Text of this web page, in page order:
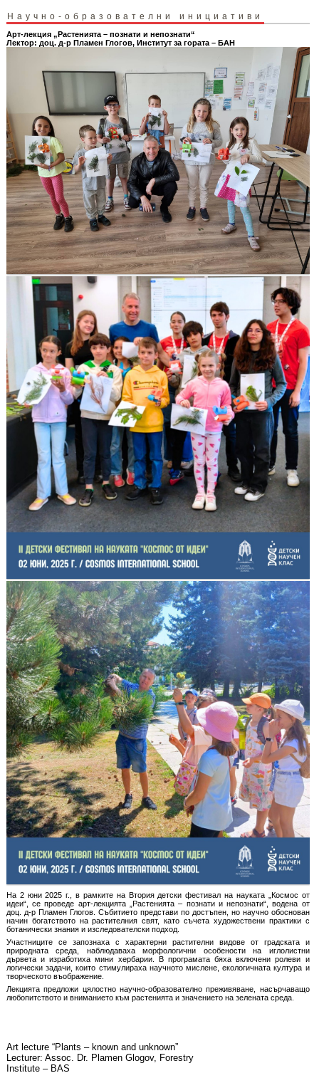
Научно-образователни инициативи
Арт-лекция „Растенията – познати и непознати“
Лектор: доц. д-р Пламен Глогов, Институт за гората – БАН
На 2 юни 2025 г., в рамките на Втория детски фестивал на науката „Космос от
идеи“, се проведе арт-лекцията „Растенията – познати и непознати“, водена от
доц. д-р Пламен Глогов. Събитието представи по достъпен, но научно обоснован
начин богатството на растителния свят, като съчета художествени практики с
ботанически знания и изследователски подход.
Участниците се запознаха с характерни растителни видове от градската и
природната среда, наблюдаваха морфологични особености на иглолистни
дървета и изработиха мини хербарии. В програмата бяха включени ролеви и
логически задачи, които стимулираха научното мислене, екологичната култура и
творческото въображение.
Лекцията предложи цялостно научно-образователно преживяване, насърчаващо
любопитството и вниманието към растенията и значението на зелената среда.
Art lecture “Plants – known and unknown”
Lecturer: Assoc. Dr. Plamen Glogov, Forestry
Institute – BAS